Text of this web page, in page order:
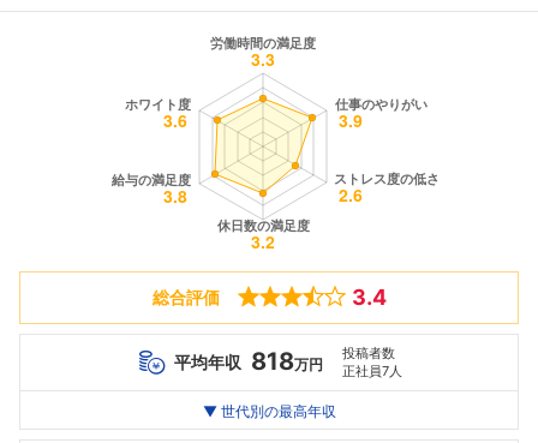
総合評価 3.4
平均年収 818万円
投稿者数
正社員7人
最高年収
20代
380万
30代
835万
1394万
▼ 世代別の最高年収